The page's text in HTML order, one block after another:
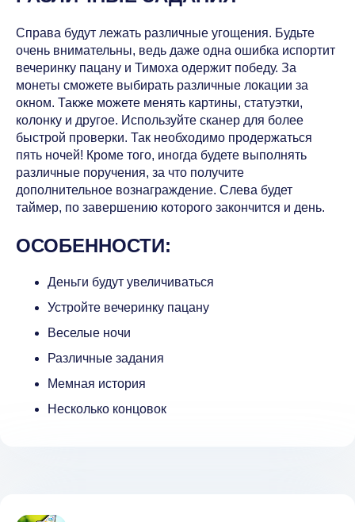
Справа будут лежать различные угощения. Будьте
очень внимательны, ведь даже одна ошибка испортит
вечеринку пацану и Тимоха одержит победу. За
монеты сможете выбирать различные локации за
окном. Также можете менять картины, статуэтки,
колонку и другое. Используйте сканер для более
быстрой проверки. Так необходимо продержаться
пять ночей! Кроме того, иногда будете выполнять
различные поручения, за что получите
дополнительное вознаграждение. Слева будет
таймер, по завершению которого закончится и день.
ОСОБЕННОСТИ:
Деньги будут увеличиваться
Устройте вечеринку пацану
Веселые ночи
Различные задания
Мемная история
Несколько концовок